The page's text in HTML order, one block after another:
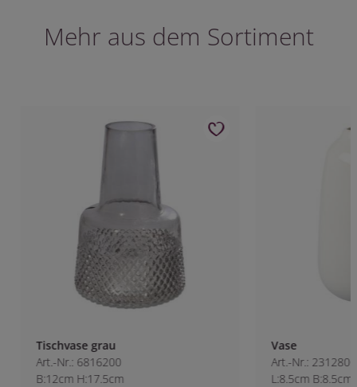
Mehr aus dem Sortiment
Tischvase grau
Art.-Nr.: 6816200
B:12cm H:17.5cm
Vase
Art.-Nr.: 2312800
L:8.5cm B:8.5cm